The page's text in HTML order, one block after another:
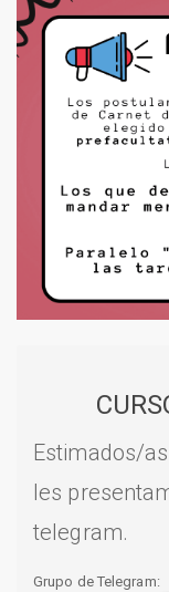
Estimados/
les
telegram.
Grupo de Telegram: